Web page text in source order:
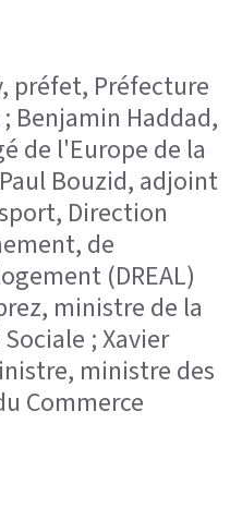
préfet, Préfecture
Benjamin Haddad,
de l'Europe de la
Bouzid, adjoint
Direction
de
(DREAL)
ministre de la
; Xavier
ministre des
Commerce